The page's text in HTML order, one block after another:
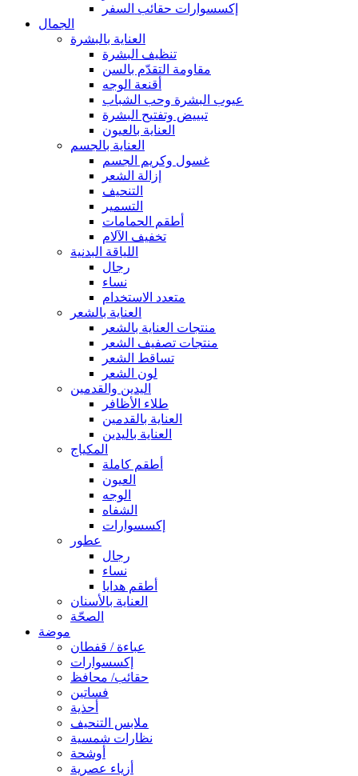
إكسسوارات حقائب السفر
الجمال
العناية بالبشرة
تنظيف البشرة
مقاومة التقدّم بالسن
أقنعة الوجه
عيوب البشرة وحب الشباب
تبييض وتفتيح البشرة
العناية بالعيون
العناية بالجسم
غسول وكريم الجسم
إزالة الشعر
التنحيف
التسمير
أطقم الحمامات
تخفيف الآلام
اللياقة البدنية
رجال
نساء
متعدد الاستخدام
العناية بالشعر
منتجات العناية بالشعر
منتجات تصفيف الشعر
تساقط الشعر
لون الشعر
اليدين والقدمين
طلاء الأظافر
العناية بالقدمين
العناية باليدين
المكياج
أطقم كاملة
العيون
الوجه
الشفاه
إكسسوارات
عطور
رجال
نساء
أطقم هدايا
العناية بالأسنان
الصحّة
موضة
عباءة / قفطان
إكسسوارات
حقائب/ محافظ
فساتين
أحذية
ملابس التنحيف
نظارات شمسية
أوشحة
أزياء عصرية